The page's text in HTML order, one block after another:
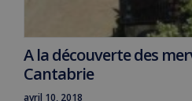
A la découverte des
Cantabrie
avril 10, 2018